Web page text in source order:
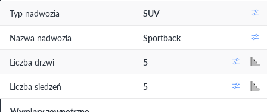
Typ nadwozia SUV
Nazwa nadwozia Sportback
Liczba drzwi 5
Liczba siedzeń 5